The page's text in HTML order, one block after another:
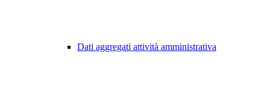
Dati aggregati attività amministrativa